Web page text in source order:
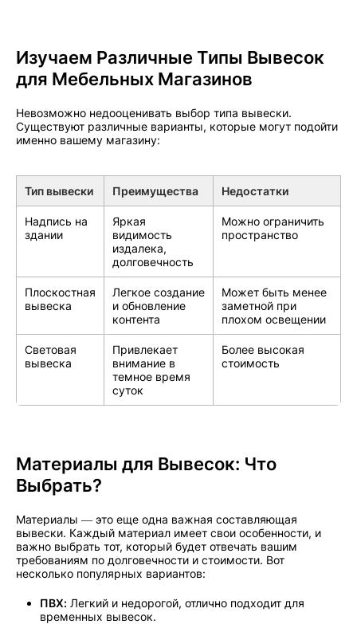
Изучаем Различные Типы Вывесок
для Мебельных Магазинов
Невозможно недооценивать выбор типа вывески.
Существуют различные варианты, которые могут подойти
именно вашему магазину:
Тип вывески Преимущества Недостатки
Надпись на
здании
Яркая
видимость
издалека,
долговечность
Можно ограничить
пространство
Плоскостная
вывеска
Легкое создание
и обновление
контента
Может быть менее
заметной при
плохом освещении
Световая
вывеска
Привлекает
внимание в
темное время
суток
Более высокая
стоимость
Материалы для Вывесок: Что
Выбрать?
Материалы — это еще одна важная составляющая
вывески. Каждый материал имеет свои особенности, и
важно выбрать тот, который будет отвечать вашим
требованиям по долговечности и стоимости. Вот
несколько популярных вариантов:
ПВХ: Легкий и недорогой, отлично подходит для
временных вывесок.